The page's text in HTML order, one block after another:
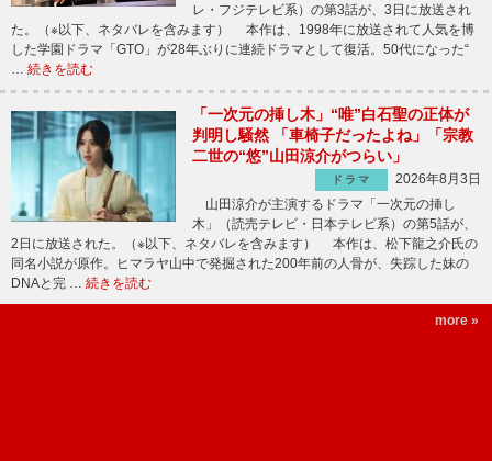
レ・フジテレビ系）の第3話が、3日に放送され
た。（※以下、ネタバレを含みます） 本作は、1998年に放送されて人気を博
した学園ドラマ「GTO」が28年ぶりに連続ドラマとして復活。50代になった“
… 続きを読む
「一次元の挿し木」“唯”白石聖の正体が
判明し騒然 「車椅子だったよね」「宗教
二世の“悠”山田涼介がつらい」
ドラマ
2026年8月3日
山田涼介が主演するドラマ「一次元の挿し
木」（読売テレビ・日本テレビ系）の第5話が、
2日に放送された。（※以下、ネタバレを含みます） 本作は、松下龍之介氏の
同名小説が原作。ヒマラヤ山中で発掘された200年前の人骨が、失踪した妹の
DNAと完 … 続きを読む
more »